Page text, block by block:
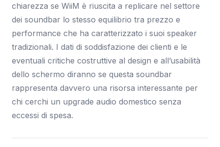
chiarezza se WiiM è riuscita a replicare nel settore
dei soundbar lo stesso equilibrio tra prezzo e
performance che ha caratterizzato i suoi speaker
tradizionali. I dati di soddisfazione dei clienti e le
eventuali critiche costruttive al design e all’usabilità
dello schermo diranno se questa soundbar
rappresenta davvero una risorsa interessante per
chi cerchi un upgrade audio domestico senza
eccessi di spesa.